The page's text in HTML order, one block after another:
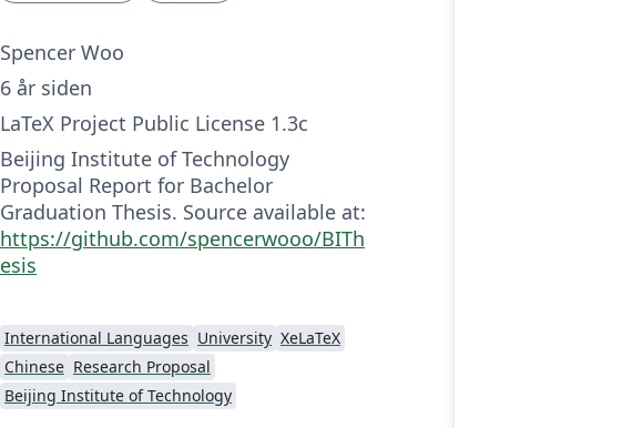
Spencer Woo
6 år siden
LaTeX Project Public License 1.3c
Beijing Institute of Technology
Proposal Report for Bachelor
Graduation Thesis. Source available at:
https://github.com/spencerwooo/BITh
esis
International Languages University XeLaTeX
Chinese Research Proposal
Beijing Institute of Technology